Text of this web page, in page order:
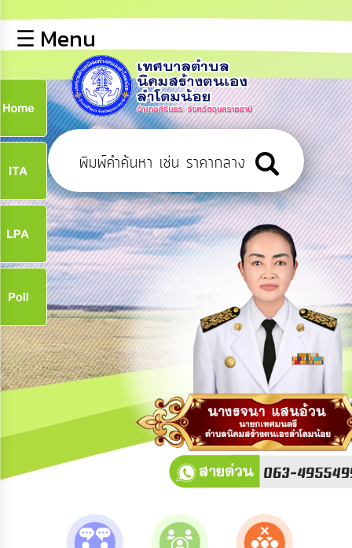
หลัก
ข้อมูล
พื้น
ฐาน
บุคลากร
ข่าว
ประชาสัมพันธ์
การ
เผย
ข้อมูล
สาธารณะ
OIT
การ
ปฏิสัมพันธ์
ความ
☰ Menu